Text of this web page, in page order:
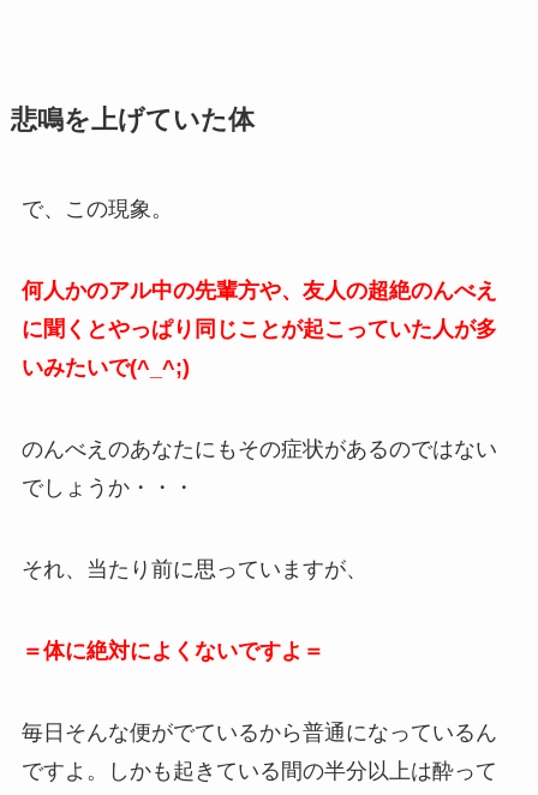
悲鳴を上げていた体
で、この現象。
何人かのアル中の先輩方や、友人の超絶のんべえ
に聞くとやっぱり同じことが起こっていた人が多
いみたいで(^_^;)
のんべえのあなたにもその症状があるのではない
でしょうか・・・
それ、当たり前に思っていますが、
＝体に絶対によくないですよ＝
毎日そんな便がでているから普通になっているん
ですよ。しかも起きている間の半分以上は酔って